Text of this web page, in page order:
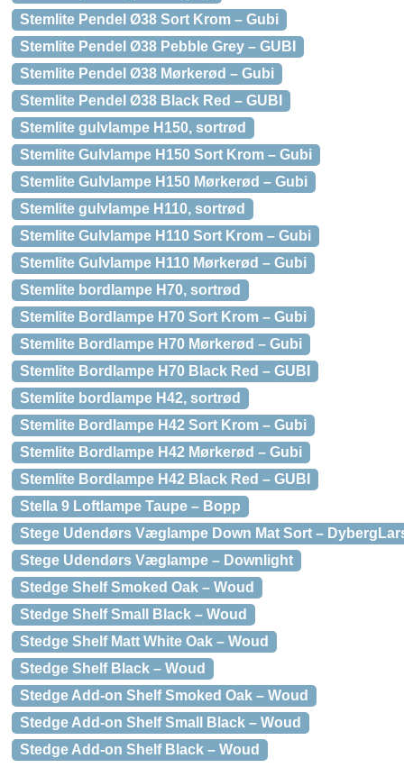
Stemlite Pendel Ø38 Sort Krom – Gubi
Stemlite Pendel Ø38 Pebble Grey – GUBI
Stemlite Pendel Ø38 Mørkerød – Gubi
Stemlite Pendel Ø38 Black Red – GUBI
Stemlite gulvlampe H150, sortrød
Stemlite Gulvlampe H150 Sort Krom – Gubi
Stemlite Gulvlampe H150 Mørkerød – Gubi
Stemlite gulvlampe H110, sortrød
Stemlite Gulvlampe H110 Sort Krom – Gubi
Stemlite Gulvlampe H110 Mørkerød – Gubi
Stemlite bordlampe H70, sortrød
Stemlite Bordlampe H70 Sort Krom – Gubi
Stemlite Bordlampe H70 Mørkerød – Gubi
Stemlite Bordlampe H70 Black Red – GUBI
Stemlite bordlampe H42, sortrød
Stemlite Bordlampe H42 Sort Krom – Gubi
Stemlite Bordlampe H42 Mørkerød – Gubi
Stemlite Bordlampe H42 Black Red – GUBI
Stella 9 Loftlampe Taupe – Bopp
Stege Udendørs Væglampe Down Mat Sort –
Stege Udendørs Væglampe – Downlight
Stedge Shelf Smoked Oak – Woud
Stedge Shelf Small Black – Woud
Stedge Shelf Matt White Oak – Woud
Stedge Shelf Black – Woud
Stedge Add-on Shelf Smoked Oak – Woud
Stedge Add-on Shelf Small Black – Woud
Stedge Add-on Shelf Black – Woud